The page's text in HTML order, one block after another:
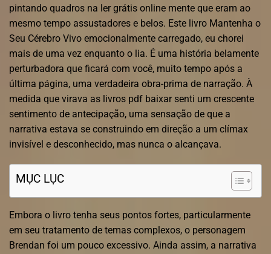
pintando quadros na ler grátis online mente que eram ao
mesmo tempo assustadores e belos. Este livro Mantenha o
Seu Cérebro Vivo emocionalmente carregado, eu chorei
mais de uma vez enquanto o lia. É uma história belamente
perturbadora que ficará com você, muito tempo após a
última página, uma verdadeira obra-prima de narração. À
medida que virava as livros pdf baixar senti um crescente
sentimento de antecipação, uma sensação de que a
narrativa estava se construindo em direção a um clímax
invisível e desconhecido, mas nunca o alcançava.
MỤC LỤC
Embora o livro tenha seus pontos fortes, particularmente
em seu tratamento de temas complexos, o personagem
Brendan foi um pouco excessivo. Ainda assim, a narrativa